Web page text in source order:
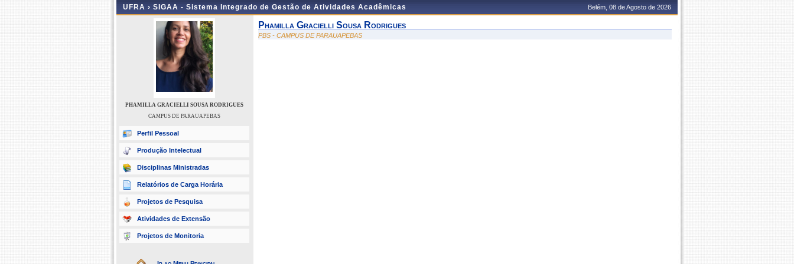
UFRA › SIGAA - Sistema Integrado de Gestão de Atividades Acadêmicas Belém, 08 de Agosto de 2026
PHAMILLA GRACIELLI SOUSA RODRIGUES
CAMPUS DE PARAUAPEBAS
Perfil Pessoal
Produção Intelectual
Disciplinas Ministradas
Relatórios de Carga Horária
Projetos de Pesquisa
Atividades de Extensão
Projetos de Monitoria
Phamilla Gracielli Sousa Rodrigues
PBS - CAMPUS DE PARAUAPEBAS